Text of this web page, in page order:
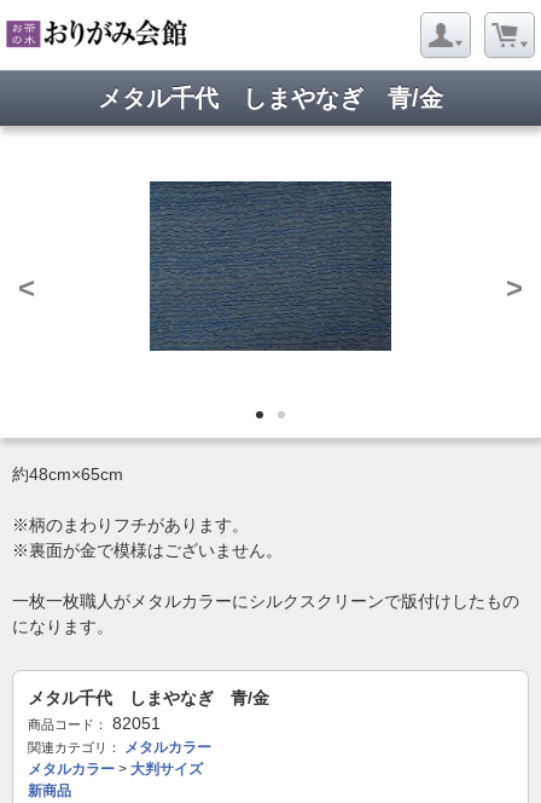
メタル千代 しまやなぎ 青/金
< >
約48cm×65cm
※柄のまわりフチがあります。
※裏面が金で模様はございません。
一枚一枚職人がメタルカラーにシルクスクリーンで版付けしたもの
になります。
メタル千代 しまやなぎ 青/金
商品コード： 82051
関連カテゴリ：
メタルカラー
メタルカラー > 大判サイズ
新商品